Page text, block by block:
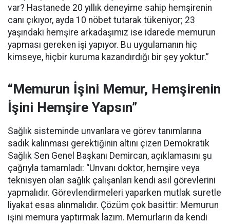
var? Hastanede 20 yıllık deneyime sahip hemşirenin
canı çıkıyor, ayda 10 nöbet tutarak tükeniyor; 23
yaşındaki hemşire arkadaşımız ise idarede memurun
yapması gereken işi yapıyor. Bu uygulamanın hiç
kimseye, hiçbir kuruma kazandırdığı bir şey yoktur.”
“Memurun İşini Memur, Hemşirenin
İşini Hemşire Yapsın”
Sağlık sisteminde unvanlara ve görev tanımlarına
sadık kalınması gerektiğinin altını çizen Demokratik
Sağlık Sen Genel Başkanı Demircan, açıklamasını şu
çağrıyla tamamladı: “Unvanı doktor, hemşire veya
teknisyen olan sağlık çalışanları kendi asil görevlerini
yapmalıdır. Görevlendirmeleri yaparken mutlak suretle
liyakat esas alınmalıdır. Çözüm çok basittir: Memurun
işini memura yaptırmak lazım. Memurların da kendi